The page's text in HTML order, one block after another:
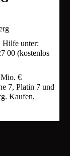
Hilfe unter:
00 (kostenlos
Mio. €
7, Platin 7 und
Kaufen,